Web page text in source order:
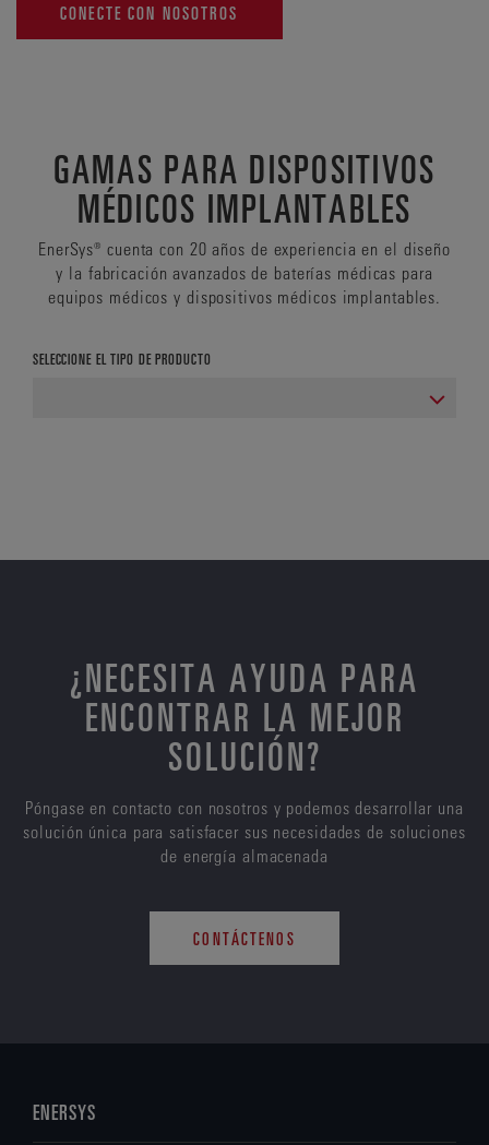
CONECTE CON NOSOTROS
GAMAS PARA DISPOSITIVOS
MÉDICOS IMPLANTABLES
EnerSys® cuenta con 20 años de experiencia en el diseño
y la fabricación avanzados de baterías médicas para
equipos médicos y dispositivos médicos implantables.
SELECCIONE EL TIPO DE PRODUCTO
¿NECESITA AYUDA PARA
ENCONTRAR LA MEJOR
SOLUCIÓN?
Póngase en contacto con nosotros y podemos desarrollar una
solución única para satisfacer sus necesidades de soluciones
de energía almacenada
CONTÁCTENOS
ENERSYS